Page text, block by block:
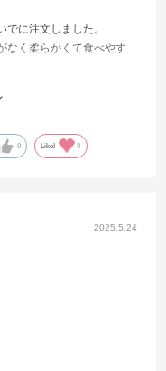
に注文しました。
なく柔らかくて食べやす
0 Like! 0
2025.5.24